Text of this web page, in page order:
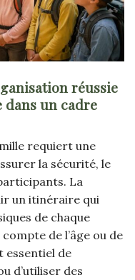
réussie
dans un cadre
requiert une
la sécurité, le
La
un itinéraire qui
de chaque
de l’âge ou de
essentiel de
d’utiliser des